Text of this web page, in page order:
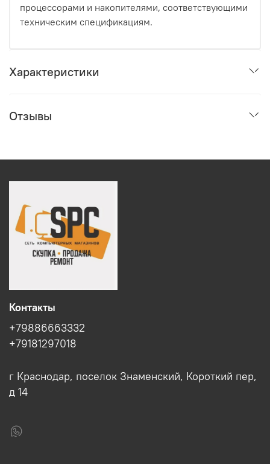
процессорами и накопителями, соответствующими
техническим спецификациям.
Характеристики
Отзывы
Контакты
+79886663332
+79181297018
г Краснодар, поселок Знаменский, Короткий пер,
д 14